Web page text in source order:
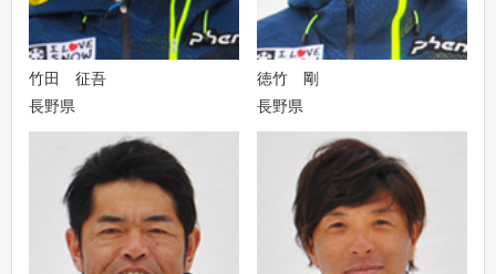
竹田 征吾
長野県
徳竹 剛
長野県